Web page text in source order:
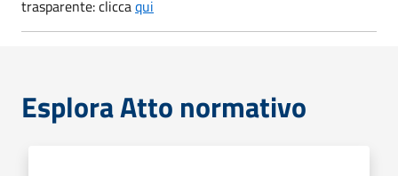
trasparente: cliccaqui
Esplora Atto normativo